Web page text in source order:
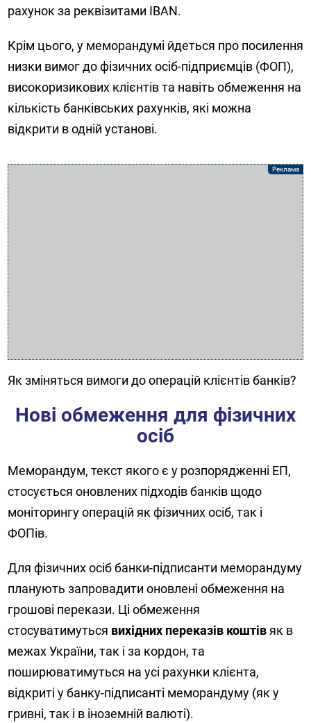
рахунок за реквізитами IBAN.
Крім цього, у меморандумі йдеться про посилення
низки вимог до фізичних осіб-підприємців (ФОП),
високоризикових клієнтів та навіть обмеження на
кількість банківських рахунків, які можна
відкрити в одній установі.
Як зміняться вимоги до операцій клієнтів банків?
Нові обмеження для фізичних
осіб
Меморандум, текст якого є у розпорядженні ЕП,
стосується оновлених підходів банків щодо
моніторингу операцій як фізичних осіб, так і
ФОПів.
Для фізичних осіб банки-підписанти меморандуму
планують запровадити оновлені обмеження на
грошові перекази. Ці обмеження
стосуватимуться вихідних переказів коштівяк в
межах України, так і за кордон, та
поширюватимуться на усі рахунки клієнта,
відкриті у банку-підписанті меморандуму (як у
гривні, так і в іноземній валюті).